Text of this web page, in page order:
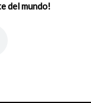
del mundo!